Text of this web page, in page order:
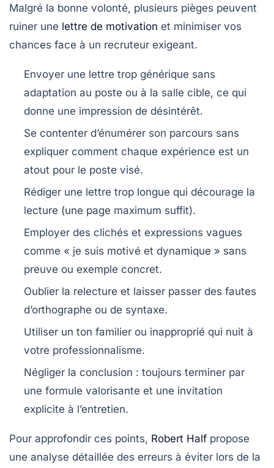
Malgré la bonne volonté, plusieurs pièges peuvent
ruiner une lettre de motivation et minimiser vos
chances face à un recruteur exigeant.
Envoyer une lettre trop générique sans
adaptation au poste ou à la salle cible, ce qui
donne une impression de désintérêt.
Se contenter d’énumérer son parcours sans
expliquer comment chaque expérience est un
atout pour le poste visé.
Rédiger une lettre trop longue qui décourage la
lecture (une page maximum suffit).
Employer des clichés et expressions vagues
comme « je suis motivé et dynamique » sans
preuve ou exemple concret.
Oublier la relecture et laisser passer des fautes
d’orthographe ou de syntaxe.
Utiliser un ton familier ou inapproprié qui nuit à
votre professionnalisme.
Négliger la conclusion : toujours terminer par
une formule valorisante et une invitation
explicite à l’entretien.
Pour approfondir ces points, Robert Half propose
une analyse détaillée des erreurs à éviter lors de la